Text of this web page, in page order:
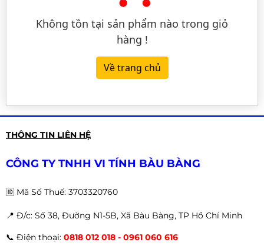
Không tồn tại sản phẩm nào trong giỏ
hàng !
Về trang chủ
THÔNG TIN LIÊN HỆ
CÔNG TY TNHH VI TÍNH BÀU BÀNG
🆔 Mã Số Thuế: 3703320760
📍 Đ/c: Số 38, Đường N1-5B, Xã Bàu Bàng, TP Hồ Chí Minh
📞 Điện thoại: 0818 012 018 - 0961 060 616